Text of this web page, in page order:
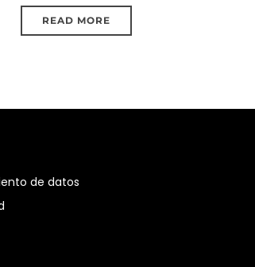
READ MORE
de datos